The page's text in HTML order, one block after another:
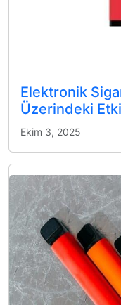
Elektronik
Üzerindeki
Ekim 3, 2025